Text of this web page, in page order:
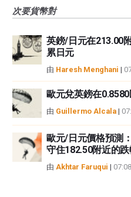
次要貨幣對
英鎊/日元在213.00
累日元
由 Haresh Menghani |
歐元兌英鎊在
由 Guillermo Alcala |
歐元/日元價格預測
守住182.50附近的
由 Akhtar Faruqui |